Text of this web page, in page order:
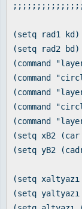
(setq rad1 kd)
(setq rad2 bd)
(command
(command
(command
(command
(command
(setq xB2 (car
(setq yB2
(setq xaltyazı
(setq